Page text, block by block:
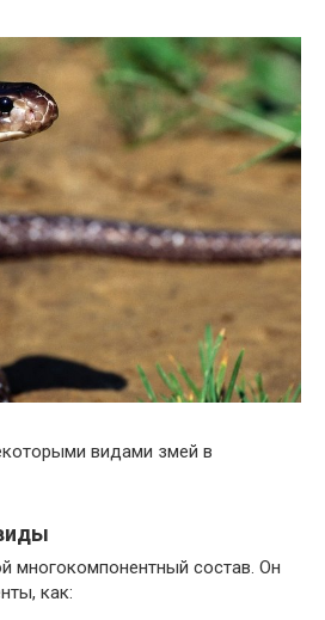
видами змей в
многокомпонентный состав. Он
как: